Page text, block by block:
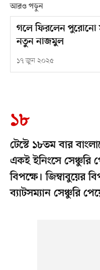
আরও পড়ুন
গলে ফিরলেন
নতুন নাজমুল
১৭ জুন ২০২৫
১৮
টেস্টে ১৮তম বার
একই ইনিংসে সেঞ্চুরি
বিপক্ষে। জিম্বাবুয়ের
ব্যাটসম্যান সেঞ্চুরি